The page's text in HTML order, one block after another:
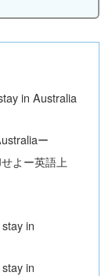
in Australia
ー
よー英語上
in
in